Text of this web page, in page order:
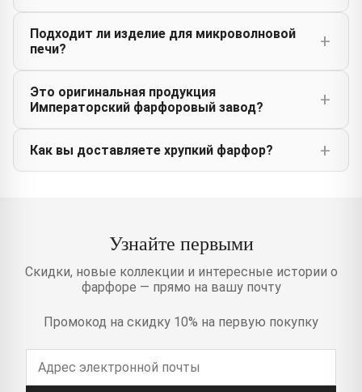
Подходит ли изделие для микроволновой
печи?
Это оригинальная продукция
Императорский фарфоровый завод?
Как вы доставляете хрупкий фарфор?
Узнайте первыми
Скидки, новые коллекции и интересные истории о
фарфоре — прямо на вашу почту
Промокод на скидку 10% на первую покупку